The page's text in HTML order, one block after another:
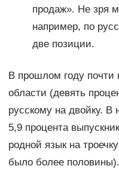
продаж». Не зря
например, по
две позиции.
В прошлом году почти
области (девять
русскому на двойку.
5,9 процента
родной язык на
было более половины).